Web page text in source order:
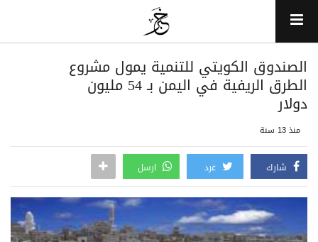
الصندوق الكويتي للتنمية يمول مشروع
الطرق الريفية في اليمن بـ 54 مليون
دولار
منذ 13 سنة
شارك غرد ارسل